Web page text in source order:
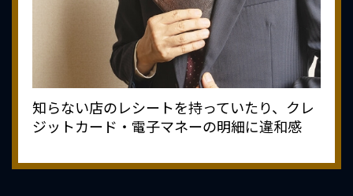
知らない店のレシートを持っていたり、クレ
ジットカード・電子マネーの明細に違和感